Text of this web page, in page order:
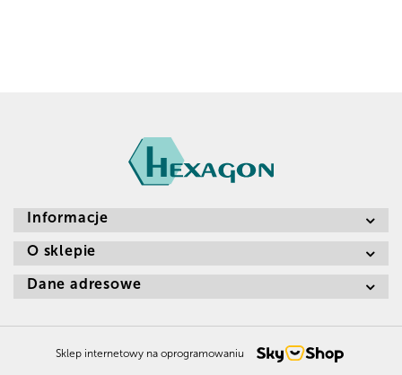
Dane adresowe
Informacje
O sklepie
Sklep internetowy na oprogramowaniu